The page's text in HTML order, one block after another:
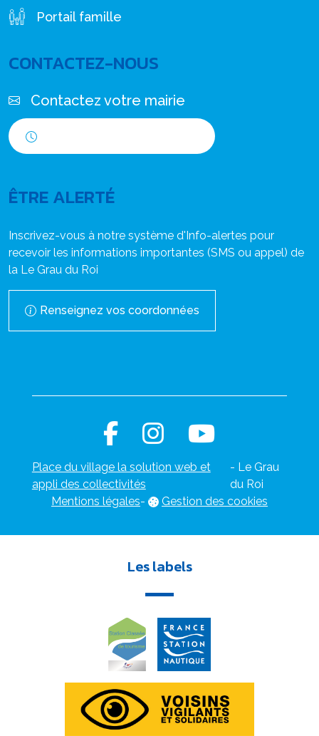
Portail famille
CONTACTEZ-NOUS
Contactez votre mairie
ÊTRE ALERTÉ
Inscrivez-vous à notre système d'Info-alertes pour
recevoir les informations importantes (SMS ou appel) de
la Le Grau du Roi
Renseignez vos coordonnées
Place du village la solution web et
appli des collectivités
- Le Grau
du Roi
Mentions légales- Gestion des cookies
Les labels